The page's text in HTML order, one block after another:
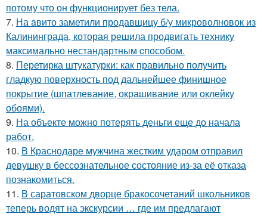
потому что он функционирует без тела.
7. На aвито заметили продавщицу б/у микроволновок из
Калининграда, которая решила продвигать технику
максимально нестандартным cпособом.
8. Перетирка штукатурки: как правильно получить
гладкую поверхность под дальнейшее финишное
покрытие (шпатлевание, окрашивание или оклейку
обоями).
9. На объекте можно потерять деньги еще до начала
работ.
10. В Краснодаре мужчина жестким ударом отправил
девушку в бессознательное состояние из-за её отказа
познакомиться.
11. В саратовском дворце бракосочетаний школьников
теперь водят на экскурсии … где им предлагают